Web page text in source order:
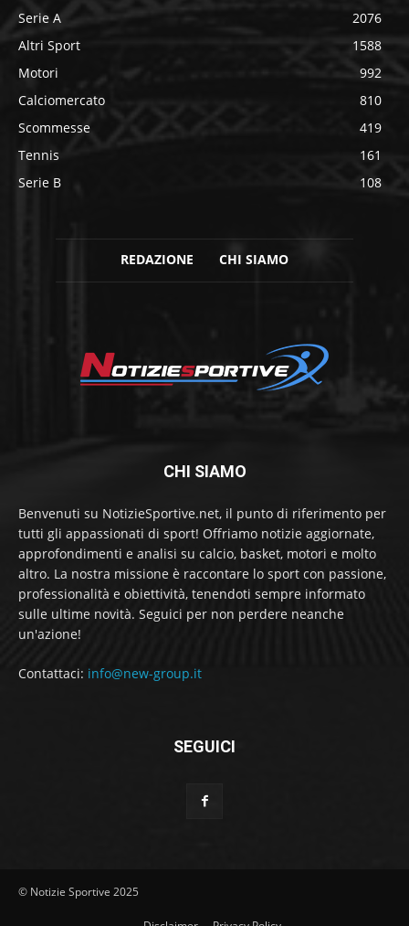
Serie A
2076
Altri Sport
1588
Motori
992
Calciomercato
810
Scommesse
419
Tennis
161
Serie B
108
REDAZIONE CHI SIAMO
CHI SIAMO
Benvenuti su NotizieSportive.net, il punto di riferimento per
tutti gli appassionati di sport! Offriamo notizie aggiornate,
approfondimenti e analisi su calcio, basket, motori e molto
altro. La nostra missione è raccontare lo sport con passione,
professionalità e obiettività, tenendoti sempre informato
sulle ultime novità. Seguici per non perdere neanche
un'azione!
Contattaci: info@new-group.it
SEGUICI
© Notizie Sportive 2025